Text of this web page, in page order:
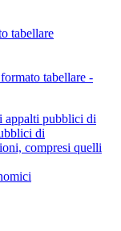
tabellare
tabellare -
appalti pubblici di
di
compresi quelli